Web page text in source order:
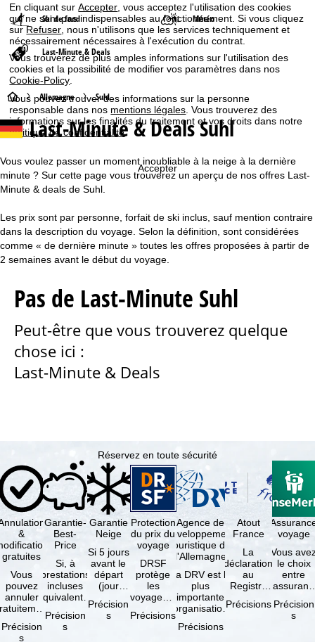
En cliquant surAccepter , vous acceptez l'utilisation des cookies
qui ne sont pas indispensables au fonctionnement. Si vous cliquez
surRefuser , nous n'utilisons que les services techniquement et
nécessairement nécessaires à l'exécution du contrat.
Vous trouverez de plus amples informations sur l'utilisation des
cookies et la possibilité de modifier vos paramètres dans nos
Cookie-Policy
Vous pouvez trouver des informations sur la personne
responsable dans nos mentions légales . Vous trouverez des
informations sur les finalités du traitement et vos droits dans notre
politique de confidentialité.
Accepter
Ski de fond Météo
Last-Minute & Deals
P
a
e
c
c
u
Allemagne Suhl
Last-Minute & Deals Suhl
Vous voulez passer un moment inoubliable à la neige à la dernière
minute ? Sur cette page vous trouverez un aperçu de nos offres Last-
Minute & deals de Suhl.
Les prix sont par personne, forfait de ski inclus, sauf mention contraire
dans la description du voyage. Selon la définition, sont considérées
comme « de dernière minute » toutes les offres proposées à partir de
2 semaines avant le début du voyage.
Pas de Last-Minute Suhl
Peut-être que vous trouverez quelque
chose ici :
Last-Minute & Deals
Réservez en toute sécurité
&
gratuites
Vous
pouvez
annuler
suivant
Précision
s
Garantie-
Best-
Price
Si, à
prestations
incluses
équivalentes
réserve de
disponibilités,
Précision
s
Garantie
Neige
Si 5 jours
avant le
départ
(jour
d'arrivée),
tous les
domaines
Précision
s
Protection
du prix du
voyage
DRSF
protège
les
voyageurs
réservent
Précisions
Agence de
développement
touristique de
l'Allemagne
La DRV est la
plus
importante
organisation
professionnels
Précisions
Atout
France
La
déclaration
au
Registre
Opérateurs
Précisions
voyage
Vous
le choix
entre
et
Précision
s